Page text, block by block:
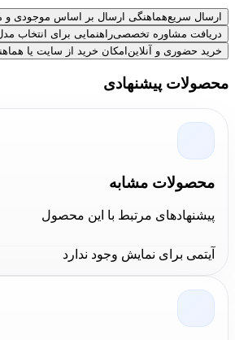
ارسال سریعهماهنگی ارسال بر اساس موجودی و
دریافت مشاوره تخصصیراهنمایی برای انتخاب
خرید حضوری و آنلاین امکان خرید از سایت یا
محصولات پیشنهادی
محصولات مشابه
پیشنهادهای مرتبط با این محصول
آیتمی برای نمایش وجود ندارد